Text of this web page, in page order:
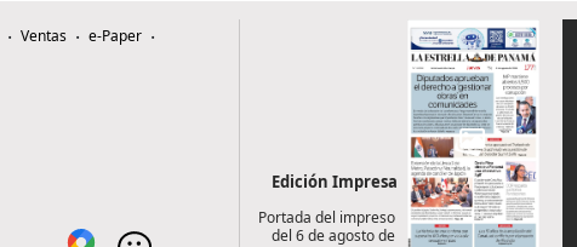
Ventas
e-Paper
Edición Impresa
Portada del impreso
del 6 de agosto de